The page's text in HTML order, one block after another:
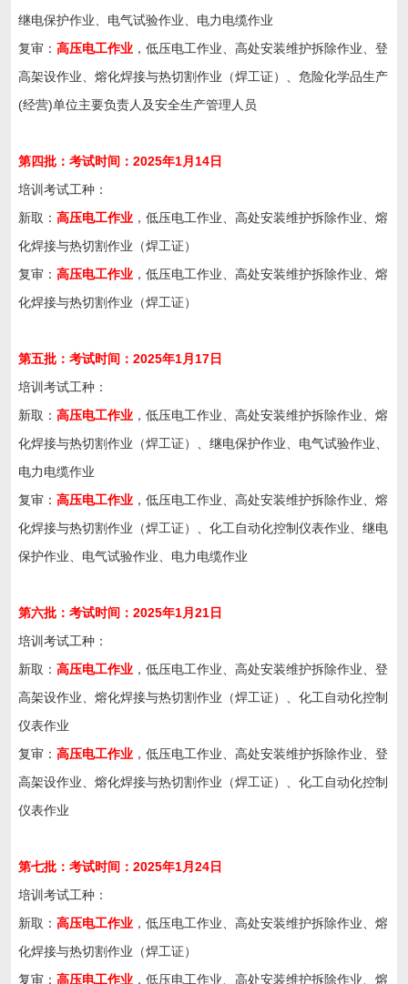
继电保护作业、电气试验作业、电力电缆作业
复审：高压电工作业 ，低压电工作业、高处安装维护拆除作业、登
高架设作业、熔化焊接与热切割作业（焊工证）、危险化学品生产
(经营)单位主要负责人及安全生产管理人员
第四批：考试时间：2025年1月 14日
培训考试工种：
新取：高压电工作业 ，低压电工作业、高处安装维护拆除作业、熔
化焊接与热切割作业（焊工证）
复审：高压电工作业 ，低压电工作业、高处安装维护拆除作业、熔
化焊接与热切割作业（焊工证）
第五批：考试时间：2025年1月 17日
培训考试工种：
新取：高压电工作业 ，低压电工作业、高处安装维护拆除作业、熔
化焊接与热切割作业（焊工证）、继电保护作业、电气试验作业、
电力电缆作业
复审：高压电工作业 ，低压电工作业、高处安装维护拆除作业、熔
化焊接与热切割作业（焊工证）、化工自动化控制仪表作业、继电
保护作业、电气试验作业、电力电缆作业
第六批：考试时间：2025年1月21日
培训考试工种：
新取：高压电工作业 ，低压电工作业、高处安装维护拆除作业、登
高架设作业、熔化焊接与热切割作业（焊工证）、化工自动化控制
仪表作业
复审：高压电工作业 ，低压电工作业、高处安装维护拆除作业、登
高架设作业、熔化焊接与热切割作业（焊工证）、化工自动化控制
仪表作业
第七批：考试时间：2025年1月24日
培训考试工种：
新取：高压电工作业 ，低压电工作业、高处安装维护拆除作业、熔
化焊接与热切割作业（焊工证）
复审：高压电工作业 ，低压电工作业、高处安装维护拆除作业、熔